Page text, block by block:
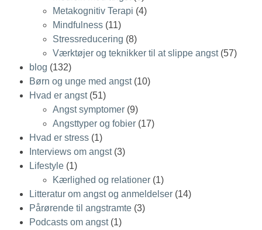
Metakognitiv Terapi (4)
Mindfulness (11)
Stressreducering (8)
Værktøjer og teknikker til at slippe angst(57)
blog (132)
Børn og unge med angst(10)
Hvad er angst(51)
Angst symptomer (9)
Angsttyper og fobier (17)
Hvad er stress (1)
Interviews om angst(3)
Lifestyle (1)
Kærlighed og relationer (1)
Litteratur om angst og anmeldelser (14)
Pårørende til angstramte (3)
Podcasts om angst(1)